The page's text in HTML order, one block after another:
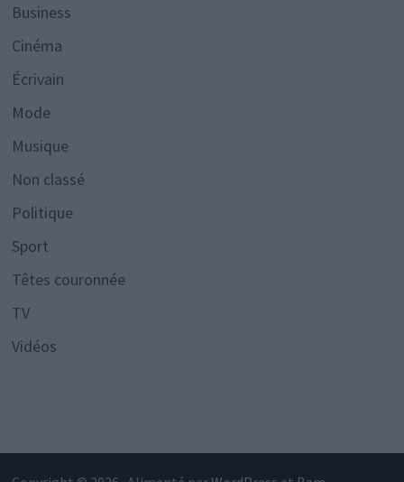
Business
Cinéma
Écrivain
Mode
Musique
Non classé
Politique
Sport
Têtes couronnée
TV
Vidéos